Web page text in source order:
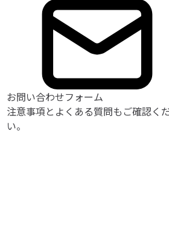
お問い合わせフォーム
注意事項とよくある質問もご確認く
い。